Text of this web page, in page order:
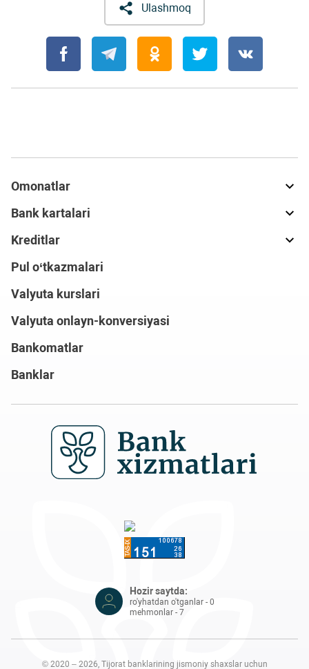
Ulashmoq
Omonatlar
Bank kartalari
Kreditlar
Pul o‘tkazmalari
Valyuta kurslari
Valyuta onlayn-konversiyasi
Bankomatlar
Banklar
Hozir saytda:
ro'yhatdan o'tganlar - 0
mehmonlar - 7
© 2020 – 2026, Tijorat banklarining jismoniy shaxslar uchun